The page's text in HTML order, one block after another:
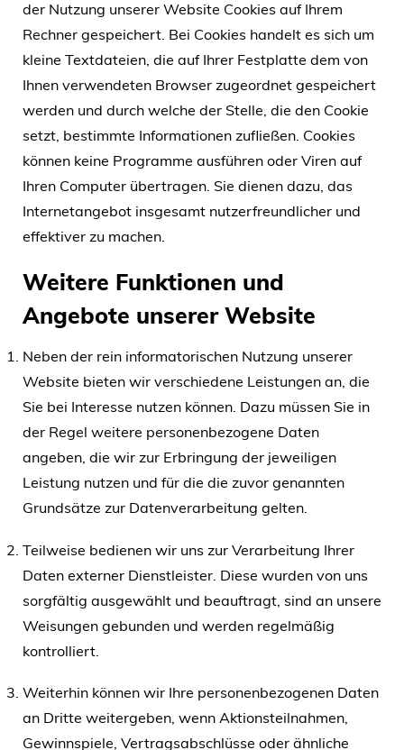
der Nutzung unserer Website Cookies auf Ihrem
Rechner gespeichert. Bei Cookies handelt es sich um
kleine Textdateien, die auf Ihrer Festplatte dem von
Ihnen verwendeten Browser zugeordnet gespeichert
werden und durch welche der Stelle, die den Cookie
setzt, bestimmte Informationen zufließen. Cookies
können keine Programme ausführen oder Viren auf
Ihren Computer übertragen. Sie dienen dazu, das
Internetangebot insgesamt nutzerfreundlicher und
effektiver zu machen.
Weitere Funktionen und
Angebote unserer Website
Neben der rein informatorischen Nutzung unserer
Website bieten wir verschiedene Leistungen an, die
Sie bei Interesse nutzen können. Dazu müssen Sie in
der Regel weitere personenbezogene Daten
angeben, die wir zur Erbringung der jeweiligen
Leistung nutzen und für die die zuvor genannten
Grundsätze zur Datenverarbeitung gelten.
Teilweise bedienen wir uns zur Verarbeitung Ihrer
Daten externer Dienstleister. Diese wurden von uns
sorgfältig ausgewählt und beauftragt, sind an unsere
Weisungen gebunden und werden regelmäßig
kontrolliert.
Weiterhin können wir Ihre personenbezogenen Daten
an Dritte weitergeben, wenn Aktionsteilnahmen,
Gewinnspiele, Vertragsabschlüsse oder ähnliche